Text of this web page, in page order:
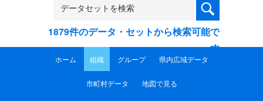
1879件のデータ・セットから検索可能で
す
ホーム 組織 グループ 県内広域データ
市町村データ 地図で見る